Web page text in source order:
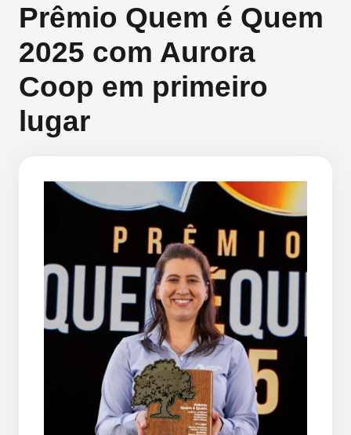
Prêmio Quem é Quem
2025 com Aurora
Coop em primeiro
lugar